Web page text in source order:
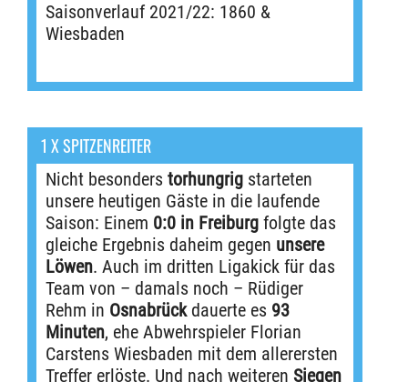
Saisonverlauf 2021/22: 1860 &
Wiesbaden
1 X SPITZENREITER
Nicht besonders torhungrig starteten
unsere heutigen Gäste in die laufende
Saison: Einem 0:0 in Freiburg folgte das
gleiche Ergebnis daheim gegen unsere
Löwen. Auch im dritten Ligakick für das
Team von – damals noch – Rüdiger
Rehm in Osnabrückdauerte es 93
Minuten, ehe Abwehrspieler Florian
Carstens Wiesbaden mit dem allerersten
Treffer erlöste. Und nach weiteren Siegen